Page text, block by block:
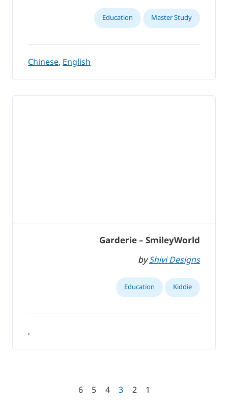
Master Study
Education
Chinese,English
Garderie – SmileyWorld
byShivi Designs
Kiddie
Education
,
1
2
3
4
5
6